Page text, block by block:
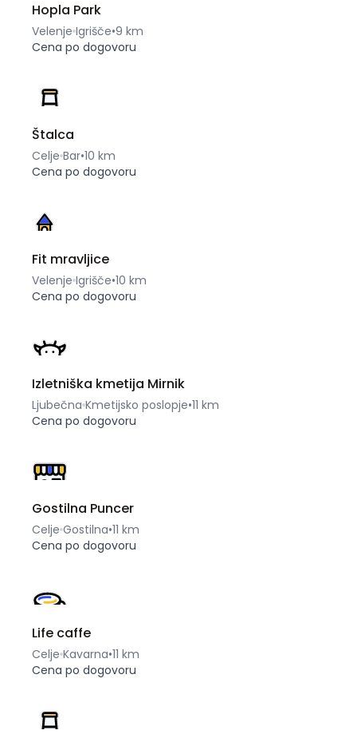
Hopla Park
Velenje Igrišče•9 km
Cena po dogovoru
Štalca
Celje Bar•10 km
Cena po dogovoru
Fit mravljice
Velenje Igrišče•10 km
Cena po dogovoru
Izletniška kmetija Mirnik
Ljubečna Kmetijsko poslopje•11 km
Cena po dogovoru
Gostilna Puncer
Celje Gostilna•11 km
Cena po dogovoru
Life caffe
Celje Kavarna•11 km
Cena po dogovoru